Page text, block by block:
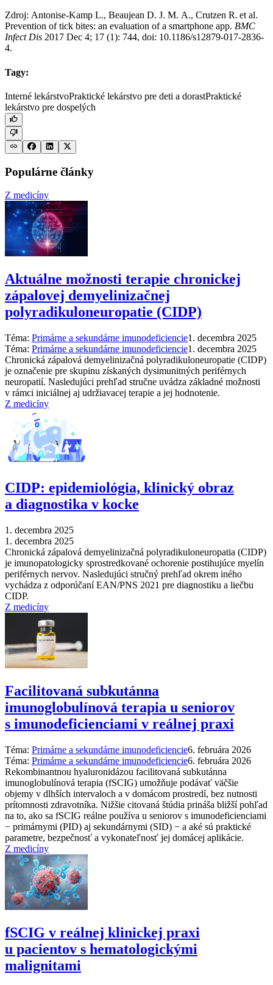
Zdroj: Antonise-Kamp L., Beaujean D. J. M. A., Crutzen R. et al.
Prevention of tick bites: an evaluation of a smartphone app. BMC
Infect Dis 2017 Dec 4; 17 (1): 744, doi: 10.1186/s12879-017-2836-
4.
Tagy:
Interné lekárstvoPraktické lekárstvo pre deti a dorastPraktické
lekárstvo pre dospelých
Populárne články
Z medicíny
Aktuálne možnosti terapie chronickej
zápalovej demyelinizačnej
polyradikuloneuropatie (CIDP)
Téma: Primárne a sekundárne imunodeficiencie1. decembra 2025
Téma: Primárne a sekundárne imunodeficiencie1. decembra 2025
Chronická zápalová demyelinizačná polyradikuloneuropatie (CIDP)
je označenie pre skupinu získaných dysimunitných periférnych
neuropatií. Nasledujúci prehľad stručne uvádza základné možnosti
v rámci iniciálnej aj udržiavacej terapie a jej hodnotenie.
Z medicíny
CIDP: epidemiológia, klinický obraz
a diagnostika v kocke
1. decembra 2025
1. decembra 2025
Chronická zápalová demyelinizačná polyradikuloneuropatia (CIDP)
je imunopatologicky sprostredkované ochorenie postihujúce myelín
periférnych nervov. Nasledujúci stručný prehľad okrem iného
vychádza z odporúčaní EAN/PNS 2021 pre diagnostiku a liečbu
CIDP.
Z medicíny
Facilitovaná subkutánna
imunoglobulínová terapia u seniorov
s imunodeficienciami v reálnej praxi
Téma: Primárne a sekundárne imunodeficiencie6. februára 2026
Téma: Primárne a sekundárne imunodeficiencie6. februára 2026
Rekombinantnou hyaluronidázou facilitovaná subkutánna
imunoglobulínová terapia (fSCIG) umožňuje podávať väčšie
objemy v dlhších intervaloch a v domácom prostredí, bez nutnosti
prítomnosti zdravotníka. Nižšie citovaná štúdia prináša bližší pohľad
na to, ako sa fSCIG reálne používa u seniorov s imunodeficienciami
−⁠ primárnymi (PID) aj sekundárnymi (SID) −⁠ a aké sú praktické
parametre, bezpečnosť a vykonateľnosť jej domácej aplikácie.
Z medicíny
fSCIG v reálnej klinickej praxi
u pacientov s hematologickými
malignitami